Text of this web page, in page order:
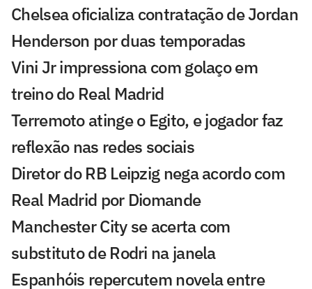
Chelsea oficializa contratação de Jordan
Henderson por duas temporadas
Vini Jr impressiona com golaço em
treino do Real Madrid
Terremoto atinge o Egito, e jogador faz
reflexão nas redes sociais
Diretor do RB Leipzig nega acordo com
Real Madrid por Diomande
Manchester City se acerta com
substituto de Rodri na janela
Espanhóis repercutem novela entre